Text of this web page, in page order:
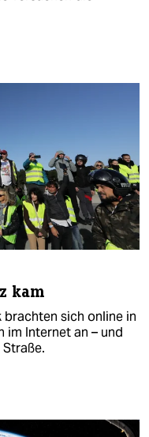
kam
sich online in
im Internet an – und